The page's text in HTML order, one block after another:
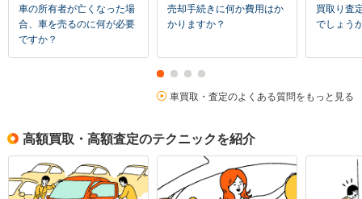
車の所有者が亡くなった場
合、車を売るのに何が必要
ですか？
売却手続きに何か費用はか
かりますか？
買取り査
でしょう
車買取・査定のよくある質問をもっと見る
高額買取・高額査定のテクニックを紹介